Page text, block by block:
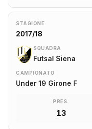
STAGIONE
2017/18
SQUADRA
Futsal Siena
CAMPIONATO
Under 19 Girone F
PRES.
13